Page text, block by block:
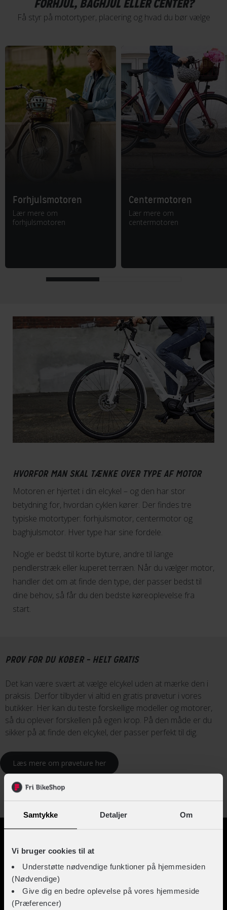
Samtykke Detaljer Om
Vi bruger cookies til at
Understøtte nødvendige funktioner på hjemmesiden
(Nødvendige)
Give dig en bedre oplevelse på vores hjemmeside
(Præferencer)
FORHJUL, BAGHJUL ELLER CENTER?
Få styr på motortyper, placering og hvad du bør vælge
Forhjulsmotoren
Lær mere om
forhjulsmotoren
Centermotoren
Lær mere om
centermotoren
HVORFOR MAN SKAL TÆNKE OVER TYPE AF MOTOR
Motoren er hjertet i din elcykel – og den har stor
betydning for, hvordan cyklen kører. Der findes tre
typiske motortyper: forhjulsmotor, centermotor og
baghjulsmotor. Hver type har sine fordele.
Nogle er bedst til korte byture, andre til lange
pendlerstræk eller kuperet terræn. Når du vælger motor,
handler det om at finde den type, der passer bedst til
dine behov, så får du den bedste køreoplevelse fra
start.
PRØV FØR DU KØBER – HELT GRATIS
Det kan være svært at vælge elcykel uden at mærke den i
praksis. Derfor tilbyder vi altid en gratis prøvetur i vores
butikker. Her kan du teste forskellige modeller og motorer,
så du oplever forskellen på egen krop. På den måde er du
sikker på at finde den elcykel, der passer perfekt til dig.
Læs mere om prøveture her